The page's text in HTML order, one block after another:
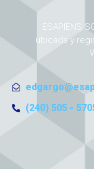
ESAPIENS
ubicada y
(240) 505 -